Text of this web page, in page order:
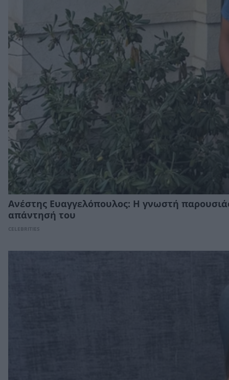
Ανέστης Ευαγγελόπουλος: Η γνωστή
απάντησή του
CELEBRITIES